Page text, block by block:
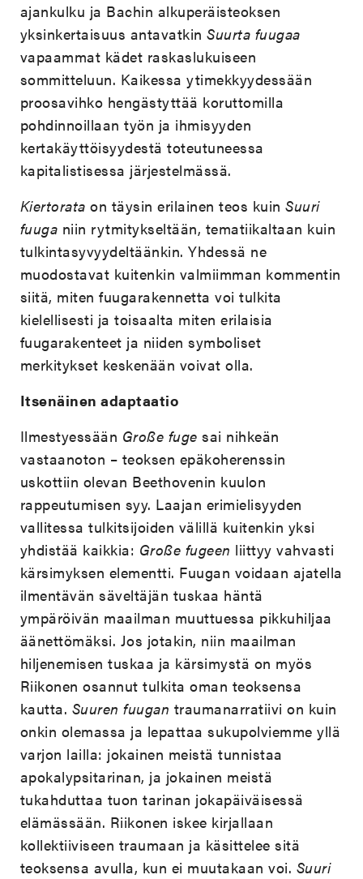
ajankulku ja Bachin alkuperäisteoksen
yksinkertaisuus antavatkinSuurta fuugaa
vapaammat kädet raskaslukuiseen
sommitteluun. Kaikessa ytimekkyydessään
proosavihko hengästyttää koruttomilla
pohdinnoillaan työn ja ihmisyyden
kertakäyttöisyydestä toteutuneessa
kapitalistisessa järjestelmässä.
Kiertorata on täysin erilainen teos kuinSuuri
fuuga niin rytmitykseltään, tematiikaltaan kuin
tulkintasyvyydeltäänkin. Yhdessä ne
muodostavat kuitenkin valmiimman kommentin
siitä, miten fuugarakennetta voi tulkita
kielellisesti ja toisaalta miten erilaisia
fuugarakenteet ja niiden symboliset
merkitykset keskenään voivat olla.
Itsenäinen adaptaatio
Ilmestyessään Große fuge sai nihkeän
vastaanoton – teoksen epäkoherenssin
uskottiin olevan Beethovenin kuulon
rappeutumisen syy. Laajan erimielisyyden
vallitessa tulkitsijoiden välillä kuitenkin yksi
yhdistää kaikkia: Große fugeen liittyy vahvasti
kärsimyksen elementti. Fuugan voidaan ajatella
ilmentävän säveltäjän tuskaa häntä
ympäröivän maailman muuttuessa pikkuhiljaa
äänettömäksi. Jos jotakin, niin maailman
hiljenemisen tuskaa ja kärsimystä on myös
Riikonen osannut tulkita oman teoksensa
kautta. Suuren fuugan traumanarratiivi on kuin
onkin olemassa ja lepattaa sukupolviemme yllä
varjon lailla: jokainen meistä tunnistaa
apokalypsitarinan, ja jokainen meistä
tukahduttaa tuon tarinan jokapäiväisessä
elämässään. Riikonen iskee kirjallaan
kollektiiviseen traumaan ja käsittelee sitä
teoksensa avulla, kun ei muutakaan voi. Suuri